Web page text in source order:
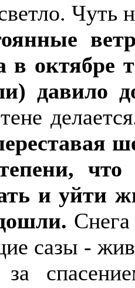
Чуть
в
давило
и уйти
сазы -